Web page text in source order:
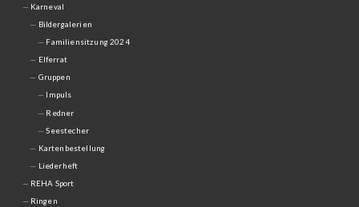
Karneval
Bildergalerien
Familiensitzung 2024
Elferrat
Gruppen
Impuls
Redner
Seestecher
Kartenbestellung
Liederheft
REHA Sport
Ringen